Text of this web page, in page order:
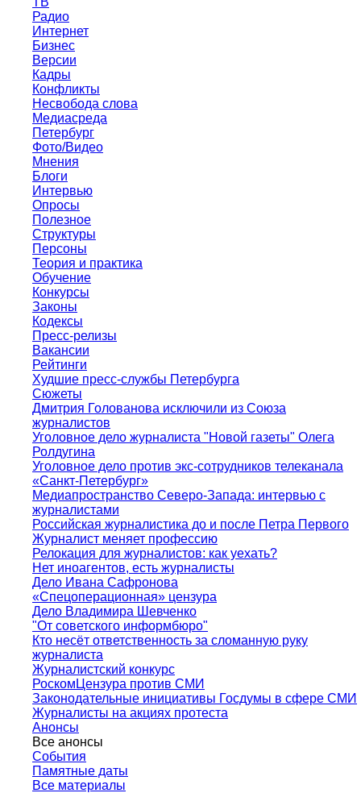
Радио
Интернет
Бизнес
Версии
Кадры
Конфликты
Несвобода слова
Медиасреда
Петербург
Фото/Видео
Мнения
Блоги
Интервью
Опросы
Полезное
Структуры
Персоны
Теория и практика
Обучение
Конкурсы
Законы
Кодексы
Пресс-релизы
Вакансии
Рейтинги
Худшие пресс-службы Петербурга
Сюжеты
Дмитрия Голованова исключили из Союза
журналистов
Уголовное дело журналиста "Новой газеты" Олега
Ролдугина
Уголовное дело против экс-сотрудников телеканала
«Санкт-Петербург»
Медиапространство Северо-Запада: интервью с
журналистами
Российская журналистика до и после Петра Первого
Журналист меняет профессию
Релокация для журналистов: как уехать?
Нет иноагентов, есть журналисты
Дело Ивана Сафронова
«Спецоперационная» цензура
Дело Владимира Шевченко
"От советского информбюро"
Кто несёт ответственность за сломанную руку
журналиста
Журналистский конкурс
РоскомЦензура против СМИ
Законодательные инициативы Госдумы в сфере СМИ
Журналисты на акциях протеста
Анонсы
Все анонсы
События
Памятные даты
Все материалы